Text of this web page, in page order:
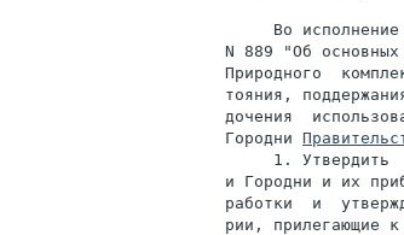
Во
N 889 "Об основных
Природного
тояния,
дочения
Городни
1. Утвердить
и Городни и их
работки  и
рии, прилегающие